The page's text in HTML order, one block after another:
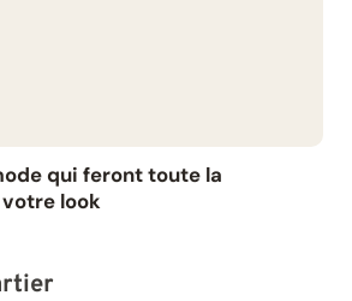
qui feront toute la
look